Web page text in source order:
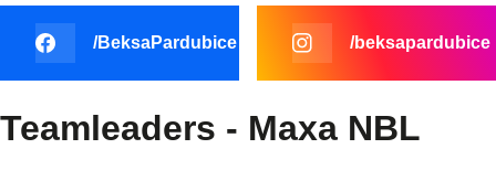
/BeksaPardubice /beksapardubice
Teamleaders - Maxa NBL